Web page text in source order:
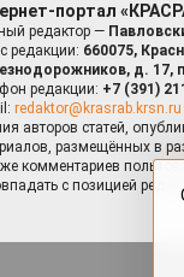
портал
редактор —
редакции: 660075,
д. 17,
редакции: +7 (391)
redaktor@krasrab.krsn.ru
авторов статей,
размещённых в
комментариев
с позицией